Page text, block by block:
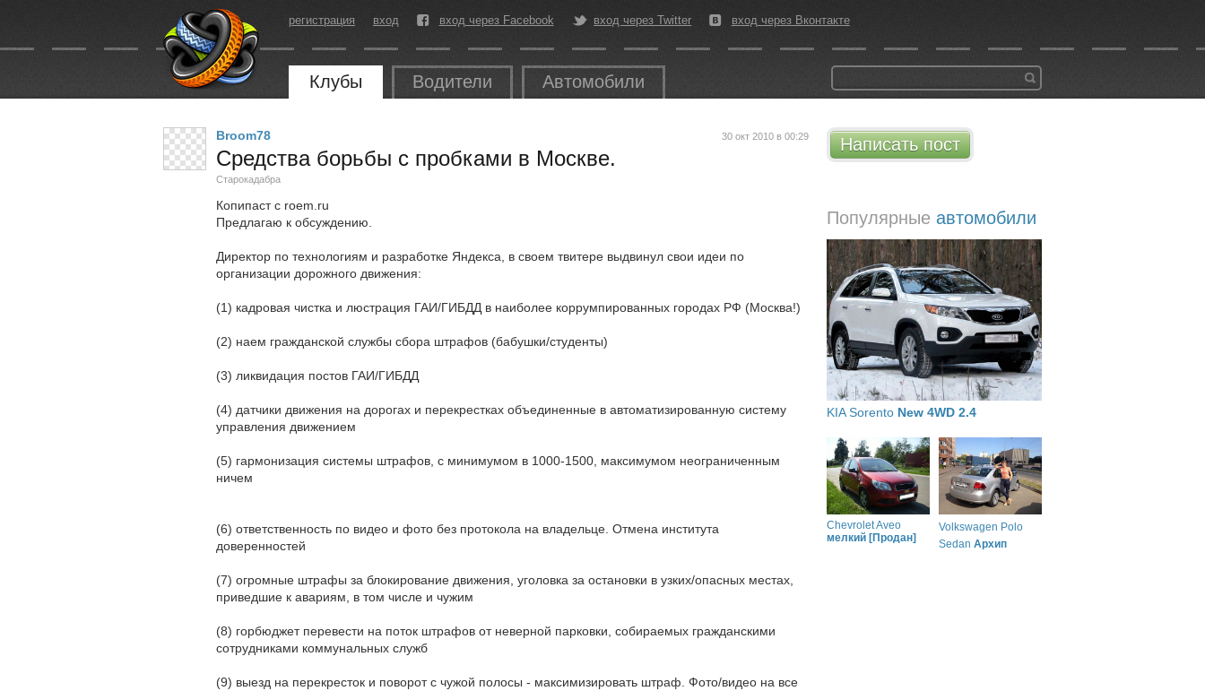
регистрация вход вход через Facebook вход через Twitter вход через Вконтакте
Клубы Водители Автомобили
Написать пост
Популярные автомобили
KIA Sorento New 4WD 2.4
Chevrolet Aveo
мелкий [Продан]
Volkswagen Polo
Sedan Архип
30 окт 2010 в 00:29
Broom78
Средства борьбы с пробками в Москве.
Старокадабра
Копипаст с roem.ru
Предлагаю к обсуждению.
Директор по технологиям и разработке Яндекса, в своем твитере выдвинул свои идеи по
организации дорожного движения:
(1) кадровая чистка и люстрация ГАИ/ГИБДД в наиболее коррумпированных городах РФ (Москва!)
(2) наем гражданской службы сбора штрафов (бабушки/студенты)
(3) ликвидация постов ГАИ/ГИБДД
(4) датчики движения на дорогах и перекрестках объединенные в автоматизированную систему
управления движением
(5) гармонизация системы штрафов, с минимумом в 1000-1500, максимумом неограниченным
ничем
(6) ответственность по видео и фото без протокола на владельце. Отмена института
доверенностей
(7) огромные штрафы за блокирование движения, уголовка за остановки в узких/опасных местах,
приведшие к авариям, в том числе и чужим
(8) горбюджет перевести на поток штрафов от неверной парковки, собираемых гражданскими
сотрудниками коммунальных служб
(9) выезд на перекресток и поворот с чужой полосы - максимизировать штраф. Фото/видео на все